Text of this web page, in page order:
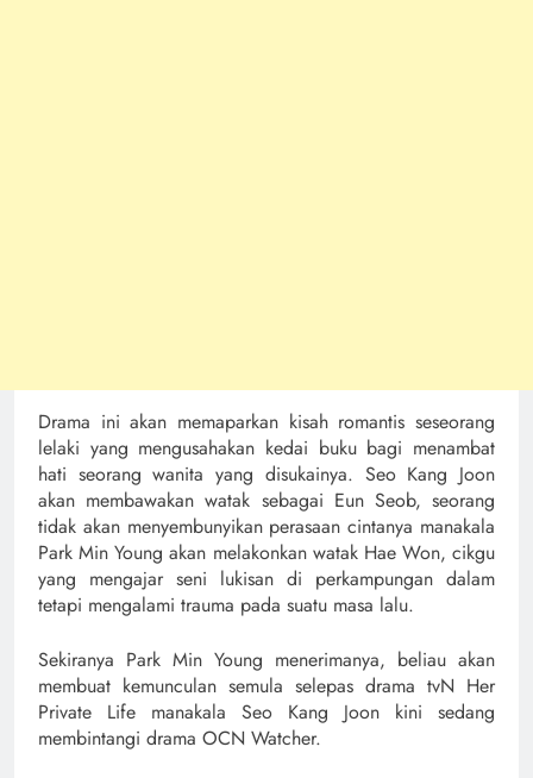
Drama ini akan memaparkan kisah romantis seseorang
lelaki yang mengusahakan kedai buku bagi menambat
hati seorang wanita yang disukainya. Seo Kang Joon
akan membawakan watak sebagai Eun Seob, seorang
tidak akan menyembunyikan perasaan cintanya manakala
Park Min Young akan melakonkan watak Hae Won, cikgu
yang mengajar seni lukisan di perkampungan dalam
tetapi mengalami trauma pada suatu masa lalu.
Sekiranya Park Min Young menerimanya, beliau akan
membuat kemunculan semula selepas drama tvN Her
Private Life manakala Seo Kang Joon kini sedang
membintangi drama OCN Watcher.